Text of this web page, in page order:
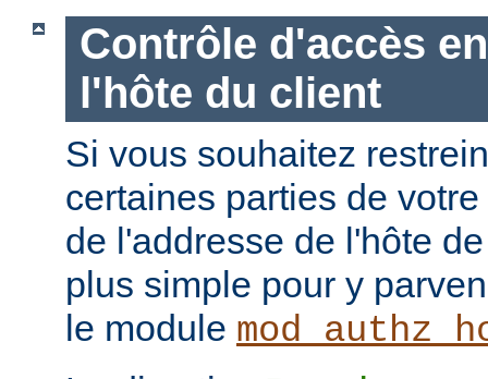
Contrôle d'accès
l'hôte du client
Si vous souhaitez
certaines parties de
de l'addresse de l'hôte
plus simple pour y
le module